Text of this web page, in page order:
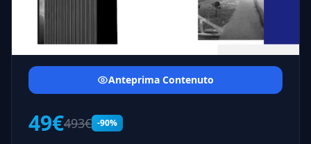
Anteprima Contenuto
49€493€ -90%